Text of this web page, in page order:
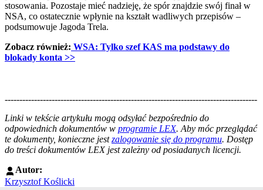
stosowania. Pozostaje mieć nadzieję, że spór znajdzie swój finał w
NSA, co ostatecznie wpłynie na kształt wadliwych przepisów –
podsumowuje Jagoda Trela.
Zobacz również: WSA: Tylko szef KAS ma podstawy do
blokady konta >>
--------------------------------------------------------------------------------------
Linki w tekście artykułu mogą odsyłać bezpośrednio do
odpowiednich dokumentów w programie LEX. Aby móc przeglądać
te dokumenty, konieczne jestzalogowanie się do programu. Dostęp
do treści dokumentów LEX jest zależny od posiadanych licencji.
Autor:
Krzysztof Koślicki